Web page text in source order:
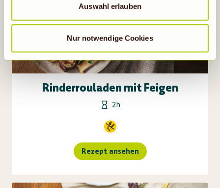
Auswahl erlauben
Nur notwendige Cookies
Rinderrouladen mit Feigen
2h
Rezept ansehen